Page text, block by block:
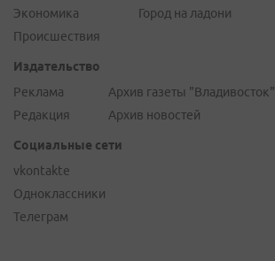
Экономика
Происшествия
Город на ладони
Издательство
Реклама
Редакция
Архив газеты "Владивосток"
Архив новостей
Социальные сети
vkontakte
Одноклассники
Телеграм